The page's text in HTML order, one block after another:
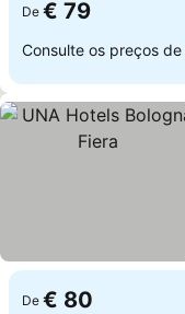
De € 79
Consulte os preços de
De € 80